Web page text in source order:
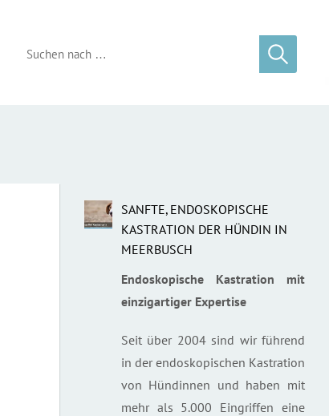
SANFTE, ENDOSKOPISCHE
KASTRATION DER HÜNDIN IN
MEERBUSCH
Endoskopische Kastration mit
einzigartiger Expertise
Seit über 2004 sind wir führend
in der endoskopischen Kastration
von Hündinnen und haben mit
mehr als 5.000 Eingriffen eine